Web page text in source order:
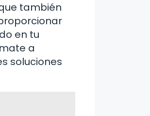
también
en tu
a
soluciones